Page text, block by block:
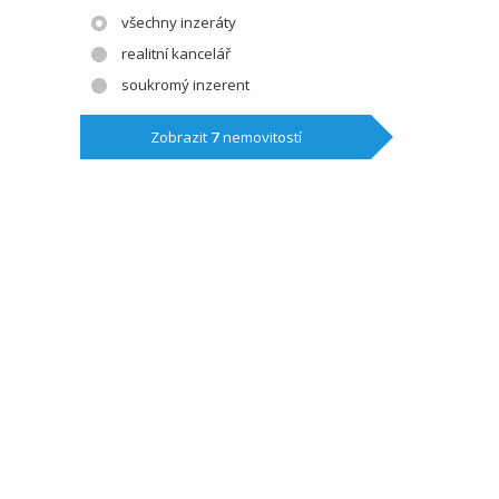
všechny inzeráty
realitní kancelář
soukromý inzerent
Zobrazit 7nemovitostí